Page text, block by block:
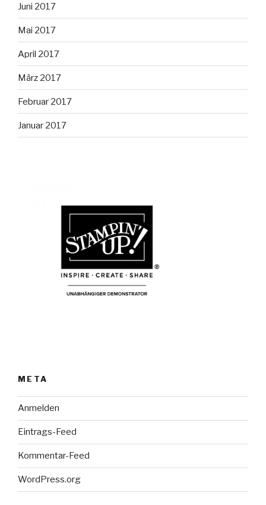
Juni 2017
Mai 2017
April 2017
März 2017
Februar 2017
Januar 2017
META
Anmelden
Eintrags-Feed
Kommentar-Feed
WordPress.org